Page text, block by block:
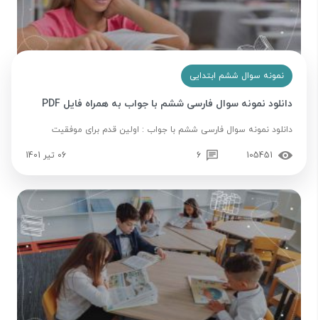
نمونه سوال ششم ابتدایی
دانلود نمونه سوال فارسی ششم با جواب به همراه فایل PDF
دانلود نمونه سوال فارسی ششم با جواب : اولین قدم برای موفقیت
105451
6 06 تیر 1401